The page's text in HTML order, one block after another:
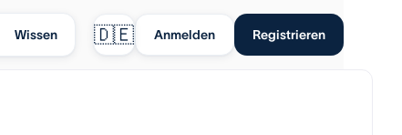
Wissen 🇩🇪 Anmelden Registrieren